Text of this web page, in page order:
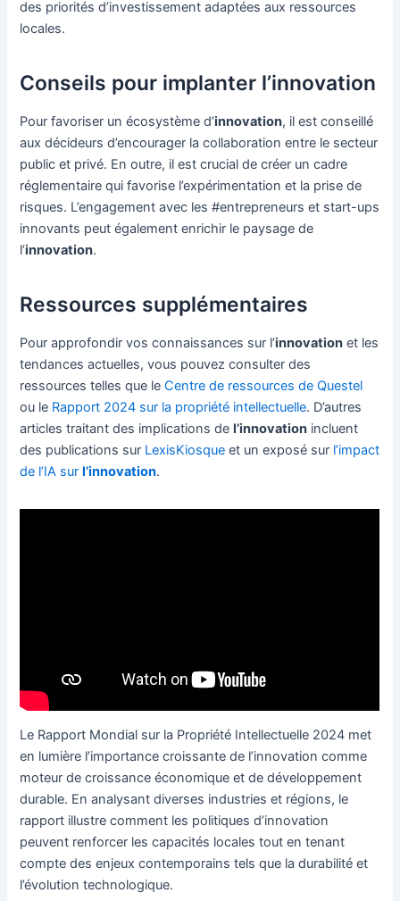
des priorités d’investissement adaptées aux ressources
locales.
Conseils pour implanter l’innovation
Pour favoriser un écosystème d’innovation, il est conseillé
aux décideurs d’encourager la collaboration entre le secteur
public et privé. En outre, il est crucial de créer un cadre
réglementaire qui favorise l’expérimentation et la prise de
risques. L’engagement avec les #entrepreneurs et start-ups
innovants peut également enrichir le paysage de
l’innovation.
Ressources supplémentaires
Pour approfondir vos connaissances sur l’innovation et les
tendances actuelles, vous pouvez consulter des
ressources telles que leCentre de ressources de Questel
ou le Rapport 2024 sur la propriété intellectuelle. D’autres
articles traitant des implications de l’innovation incluent
des publications sur LexisKiosque et un exposé sur l’impact
de l’IA sur l’innovation.
Le Rapport Mondial sur la Propriété Intellectuelle 2024 met
en lumière l’importance croissante de l’innovation comme
moteur de croissance économique et de développement
durable. En analysant diverses industries et régions, le
rapport illustre comment les politiques d’innovation
peuvent renforcer les capacités locales tout en tenant
compte des enjeux contemporains tels que la durabilité et
l’évolution technologique.